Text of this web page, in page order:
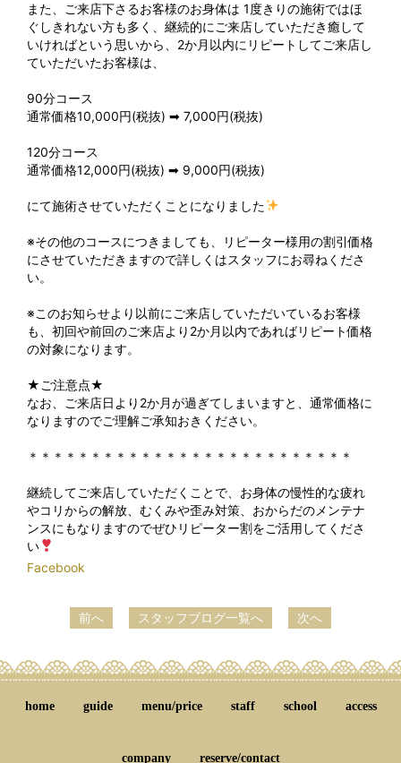
また、ご来店下さるお客様のお身体は 1度きりの施術ではほ
ぐしきれない方も多く、継続的にご来店していただき癒して
いければという思いから、2か月以内にリピートしてご来店し
ていただいたお客様は、
90分コース
通常価格10,000円(税抜) ➡ 7,000円(税抜)
120分コース
通常価格12,000円(税抜) ➡ 9,000円(税抜)
にて施術させていただくことになりました
※その他のコースにつきましても、リピーター様用の割引価格
にさせていただきますので詳しくはスタッフにお尋ねくださ
い。
※このお知らせより以前にご来店していただいているお客様
も、初回や前回のご来店より2か月以内であればリピート価格
の対象になります。
★ご注意点★
なお、ご来店日より2か月が過ぎてしまいますと、通常価格に
なりますのでご理解ご承知おきください。
＊＊＊＊＊＊＊＊＊＊＊＊＊＊＊＊＊＊＊＊＊＊＊＊＊＊
継続してご来店していただくことで、お身体の慢性的な疲れ
やコリからの解放、むくみや歪み対策、おからだのメンテナ
ンスにもなりますのでぜひリピーター割をご活用してくださ
い
Facebook
前へ スタッフブログ一覧へ 次へ
home guide menu/price staff school access
company reserve/contact